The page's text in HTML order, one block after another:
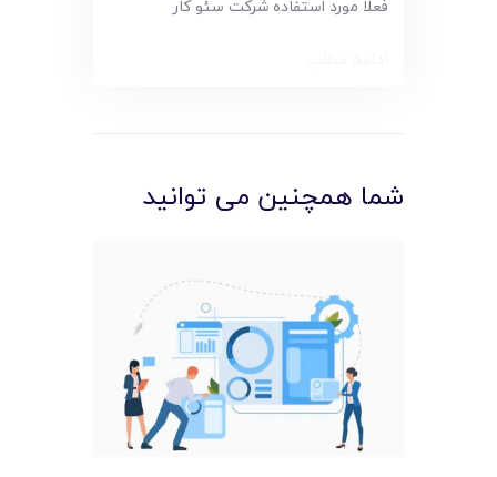
فعلا مورد استفاده شرکت سئو کار
شما همچنین می توانید